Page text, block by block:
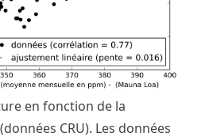
en fonction de la
(données CRU). Les données